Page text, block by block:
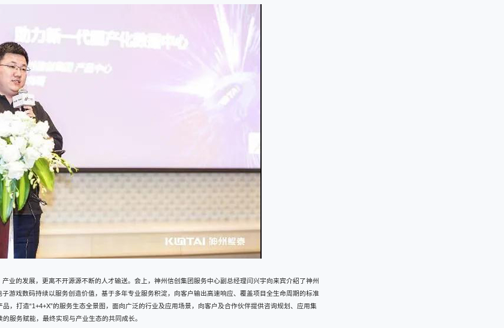
业的发展，更离不开源源不断的人才输送。会上，神州信创集团服务中心副总经理闫兴宇向来宾介绍了神州
游戏数码持续以服务创造价值，基于多年专业服务积淀，向客户输出高速响应、覆盖项目全生命周期的标准
，打造“1+4+X”的服务生态全景图，面向广泛的行业及应用场景，向客户及合作伙伴提供咨询规划、应用集
服务赋能，最终实现与产业生态的共同成长。